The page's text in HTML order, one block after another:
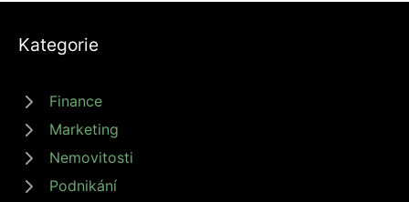
Kategorie
Finance
Marketing
Nemovitosti
Podnikání